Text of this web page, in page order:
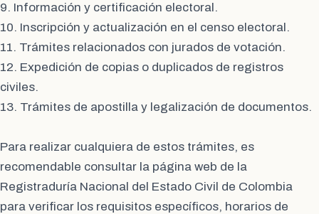
9. Información y certificación electoral.
10. Inscripción y actualización en el censo electoral.
11. Trámites relacionados con jurados de votación.
12. Expedición de copias o duplicados de registros
civiles.
13. Trámites de apostilla y legalización de documentos.
Para realizar cualquiera de estos trámites, es
recomendable consultar la página web de la
Registraduría Nacional del Estado Civil de Colombia
para verificar los requisitos específicos, horarios de